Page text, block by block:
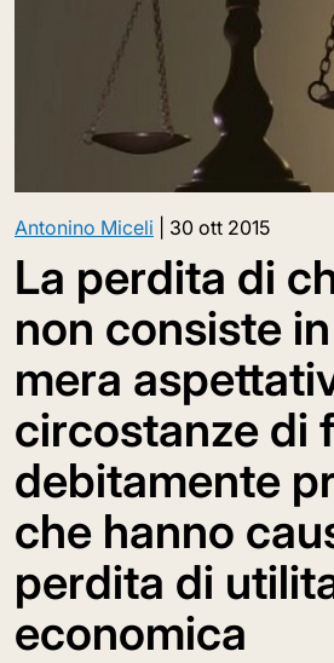
Antonino Miceli 30 ott 2015
La perdita di
non consiste
mera
circostanze di
debitamente
che hanno
perdita di
economica